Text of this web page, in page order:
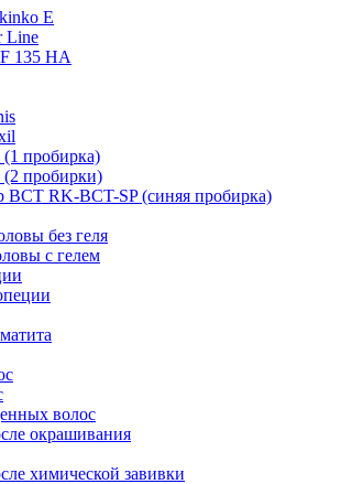
E
Line
135 HA
(1 пробирка)
(2 пробирки)
BCT RK-BCT-SP (синяя пробирка)
без геля
с гелем
волос
окрашивания
химической завивки